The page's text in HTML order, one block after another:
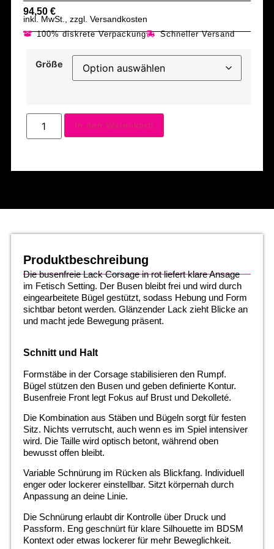
94,50 €
inkl. MwSt., zzgl. Versandkosten
100% diskrete Verpackung Schneller Versand
Größe
In den Warenkorb
Produktbeschreibung
Die busenfreie Lack Corsage in rot liefert klare Ansage
im Fetisch Setting. Der Busen bleibt frei und wird durch
eingearbeitete Bügel gestützt, sodass Hebung und Form
sichtbar betont werden. Glänzender Lack zieht Blicke an
und macht jede Bewegung präsent.
Schnitt und Halt
Formstäbe in der Corsage stabilisieren den Rumpf.
Bügel stützen den Busen und geben definierte Kontur.
Busenfreie Front legt Fokus auf Brust und Dekolleté.
Die Kombination aus Stäben und Bügeln sorgt für festen
Sitz. Nichts verrutscht, auch wenn es im Spiel intensiver
wird. Die Taille wird optisch betont, während oben
bewusst offen bleibt.
Variable Schnürung im Rücken als Blickfang. Individuell
enger oder lockerer einstellbar. Sitzt körpernah durch
Anpassung an deine Linie.
Die Schnürung erlaubt dir Kontrolle über Druck und
Passform. Eng geschnürt für klare Silhouette im BDSM
Kontext oder etwas lockerer für mehr Beweglichkeit.